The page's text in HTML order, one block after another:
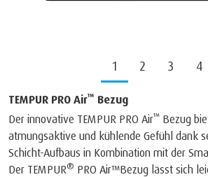
1 2 3 4
TEMPUR PRO Air™ Bezug
Der innovative TEMPUR PRO Air™ Bezug
atmungsaktive und kühlende Gefühl dank
Schicht-Aufbaus in Kombination mit der
Der TEMPUR® PRO Air™Bezug lässt sich